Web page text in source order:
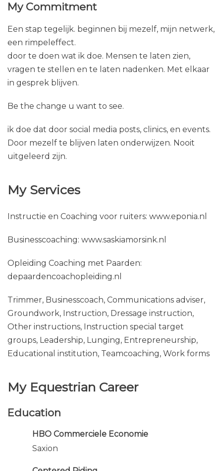
My Commitment
Een stap tegelijk. beginnen bij mezelf, mijn netwerk,
een rimpeleffect.
door te doen wat ik doe. Mensen te laten zien,
vragen te stellen en te laten nadenken. Met elkaar
in gesprek blijven.
Be the change u want to see.
ik doe dat door social media posts, clinics, en events.
Door mezelf te blijven laten onderwijzen. Nooit
uitgeleerd zijn.
My Services
Instructie en Coaching voor ruiters: www.eponia.nl
Businesscoaching: www.saskiamorsink.nl
Opleiding Coaching met Paarden:
depaardencoachopleiding.nl
Trimmer, Businesscoach, Communications adviser,
Groundwork, Instruction, Dressage instruction,
Other instructions, Instruction special target
groups, Leadership, Lunging, Entrepreneurship,
Educational institution, Teamcoaching, Work forms
My Equestrian Career
Education
HBO Commerciele Economie
Saxion